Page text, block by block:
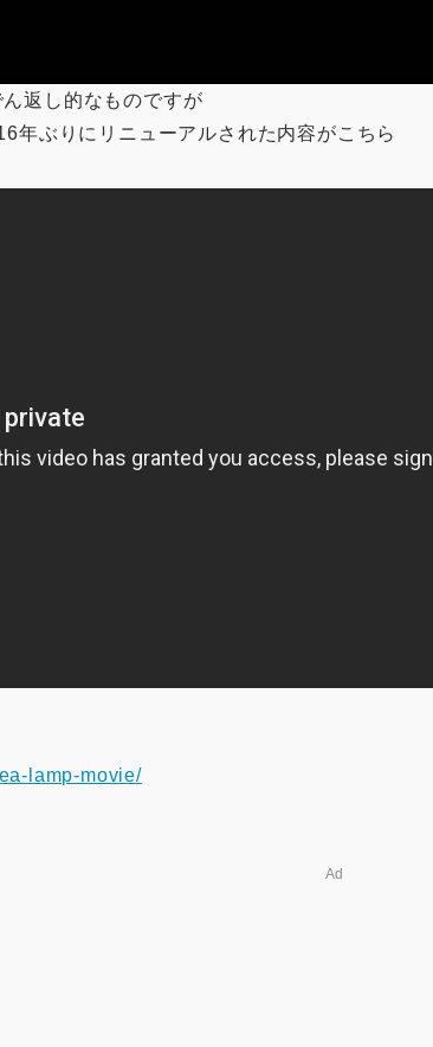
返し的なものですが
年ぶりにリニューアルされた内容がこちら
lamp-movie/
Ad